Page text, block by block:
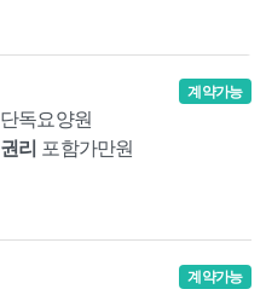
단독요양원
권리 포함가만원
계약가능
계약가능